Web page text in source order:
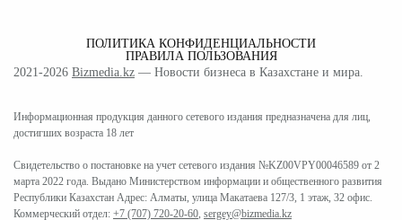
ПОЛИТИКА КОНФИДЕНЦИАЛЬНОСТИ
ПРАВИЛА ПОЛЬЗОВАНИЯ
2021-2026 Bizmedia.kz — Новости бизнеса в Казахстане и мира.
Информационная продукция данного сетевого издания предназначена для лиц,
достигших возраста 18 лет
Свидетельство о постановке на учет сетевого издания №KZ00VPY00046589 от 2
марта 2022 года. Выдано Министерством информации и общественного развития
Республики Казахстан Адрес: Алматы, улица Макатаева 127/3, 1 этаж, 32 офис.
Коммерческий отдел: +7 (707) 720-20-60 sergey@bizmedia.kz